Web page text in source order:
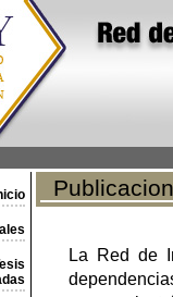
La Red de